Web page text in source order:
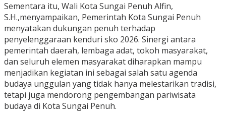
Sementara itu, Wali Kota Sungai Penuh Alfin,
S.H.,menyampaikan, Pemerintah Kota Sungai Penuh
menyatakan dukungan penuh terhadap
penyelenggaraan kenduri sko 2026. Sinergi antara
pemerintah daerah, lembaga adat, tokoh masyarakat,
dan seluruh elemen masyarakat diharapkan mampu
menjadikan kegiatan ini sebagai salah satu agenda
budaya unggulan yang tidak hanya melestarikan tradisi,
tetapi juga mendorong pengembangan pariwisata
budaya di Kota Sungai Penuh.